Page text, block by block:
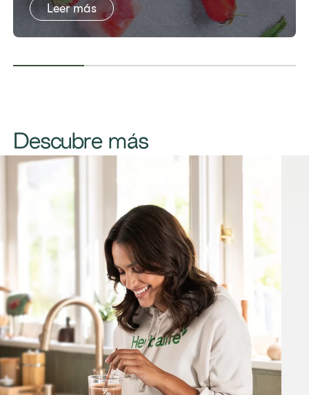
Leer más
Descubre más